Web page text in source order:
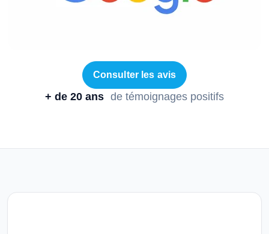
Consulter les avis
+ de 20 ans de témoignages positifs